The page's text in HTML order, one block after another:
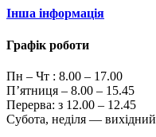
Інша інформація
Графік роботи
Пн – Чт : 8.00 – 17.00
П’ятниця – 8.00 – 15.45
Перерва: з 12.00 – 12.45
Субота, неділя — вихідний